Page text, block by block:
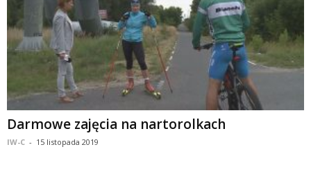
Darmowe zajęcia na nartorolkach
IW-C - 15 listopada 2019